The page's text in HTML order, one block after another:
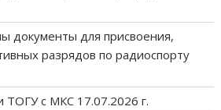
документы для присвоения,
разрядов по радиоспорту
ТОГУ с МКС 17.07.2026 г.